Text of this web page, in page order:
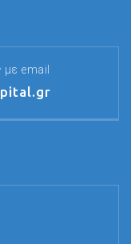
με email